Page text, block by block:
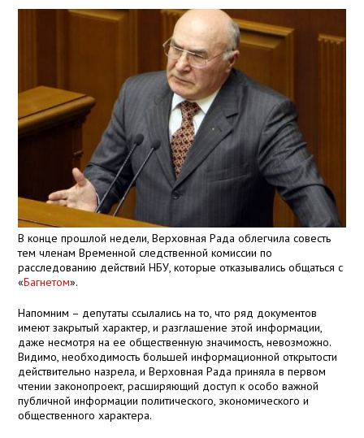
В конце прошлой недели, Верховная Рада облегчила совесть
тем членам Временной следственной комиссии по
расследованию действий НБУ, которые отказывались общаться с
«Багнетом».
Напомним – депутаты ссылались на то, что ряд документов
имеют закрытый характер, и разглашение этой информации,
даже несмотря на ее общественную значимость, невозможно.
Видимо, необходимость большей информационной открытости
действительно назрела, и Верховная Рада приняла в первом
чтении законопроект, расширяющий доступ к особо важной
публичной информации политического, экономического и
общественного характера.